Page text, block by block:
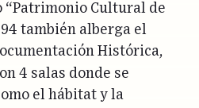
“Patrimonio Cultural de
también alberga el
Histórica,
4 salas donde se
el hábitat y la